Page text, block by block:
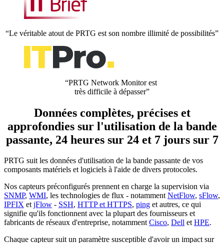
“Le véritable atout de PRTG est son nombre illimité de possibilités”
“PRTG Network Monitor est
très difficile à dépasser”
Données complètes, précises et
approfondies sur l'utilisation de la bande
passante, 24 heures sur 24 et 7 jours sur 7
PRTG suit les données d'utilisation de la bande passante de vos
composants matériels et logiciels à l'aide de divers protocoles.
Nos capteurs préconfigurés prennent en charge la supervision via
SNMP, WMI, les technologies de flux - notammentNetFlow, sFlow,
IPFIX etjFlow - SSH, HTTP et HTTPS, ping et autres, ce qui
signifie qu'ils fonctionnent avec la plupart des fournisseurs et
fabricants de réseaux d'entreprise, notammentCisco, Dell etHPE.
Chaque capteur suit un paramètre susceptible d'avoir un impact sur